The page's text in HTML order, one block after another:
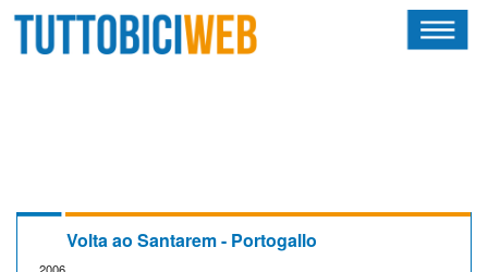
Volta ao Santarem - Portogallo